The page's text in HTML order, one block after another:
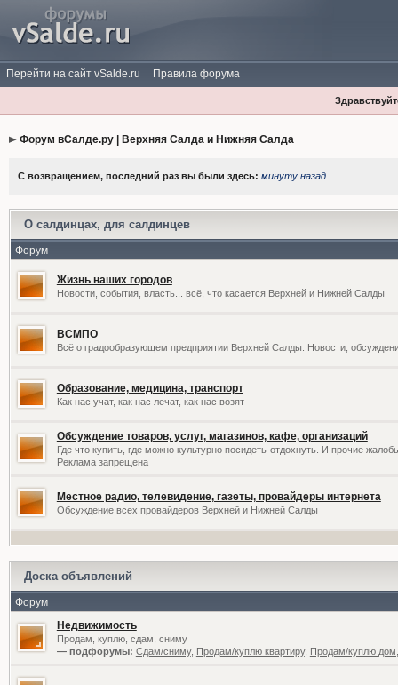
Перейти на сайт vSalde.ru Правила форума
Форум вСалде.ру | Верхняя Салда и Нижняя Салда
С возвращением, последний раз вы были здесь: минуту назад
О салдинцах, для салдинцев
Форум
Жизнь наших городов
Новости, события, власть... всё, что касается Верхней и Нижней Салды
ВСМПО
Всё о градообразующем предприятии Верхней Салды. Новости,
Образование, медицина, транспорт
Как нас учат, как нас лечат, как нас возят
Обсуждение товаров, услуг, магазинов, кафе, организаций
Где что купить, где можно культурно посидеть-отдохнуть. И прочие
Реклама запрещена
Местное радио, телевидение, газеты, провайдеры интернета
Обсуждение всех провайдеров Верхней и Нижней Салды
Доска объявлений
Форум
Недвижимость
Продам, куплю, сдам, сниму
— подфорумы: Сдам/сниму, Продам/куплю квартиру, Продам/куплю